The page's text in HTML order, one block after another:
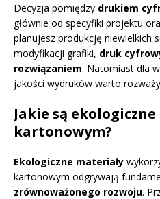
Decyzja pomiędzy drukiem
głównie od specyfiki projektu
planujesz produkcję niewielkich
modyfikacji grafiki, druk
rozwiązaniem. Natomiast dla
jakości wydruków warto
Jakie są
kartonowym?
Ekologiczne materiały
kartonowym odgrywają
zrównoważonego rozwoju.